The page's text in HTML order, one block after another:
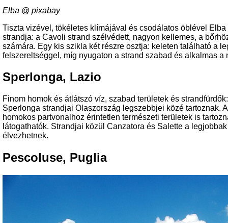
Elba @ pixabay
Tiszta vizével, tökéletes klímájával és csodálatos öblével
strandja: a Cavoli strand szélvédett, nagyon kellemes, a
számára. Egy kis szikla két részre osztja: keleten található a
felszereltséggel, míg nyugaton a strand szabad és alkalmas
Sperlonga, Lazio
Finom homok és átlátszó víz, szabad területek és
Sperlonga strandjai Olaszország legszebbjei közé tartoznak.
homokos partvonalhoz érintetlen természeti területek is
látogathatók. Strandjai közül Canzatora és Salette a
élvezhetnek.
Pescoluse, Puglia